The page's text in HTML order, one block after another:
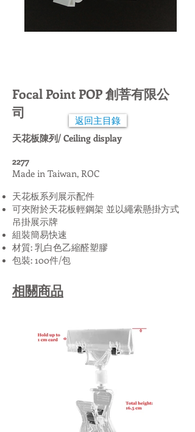
Focal Point POP 創菩有限公
司
天花板陳列/ Ceiling display
2277
Made in Taiwan, ROC
天花板系列展示配件
可夾附於天花板輕鋼架 並以繩索懸掛方式
吊掛展示牌
組裝簡易快速
材質: 乳白色乙縮醛塑膠
包裝: 100件/包
返回主目錄
相關商品